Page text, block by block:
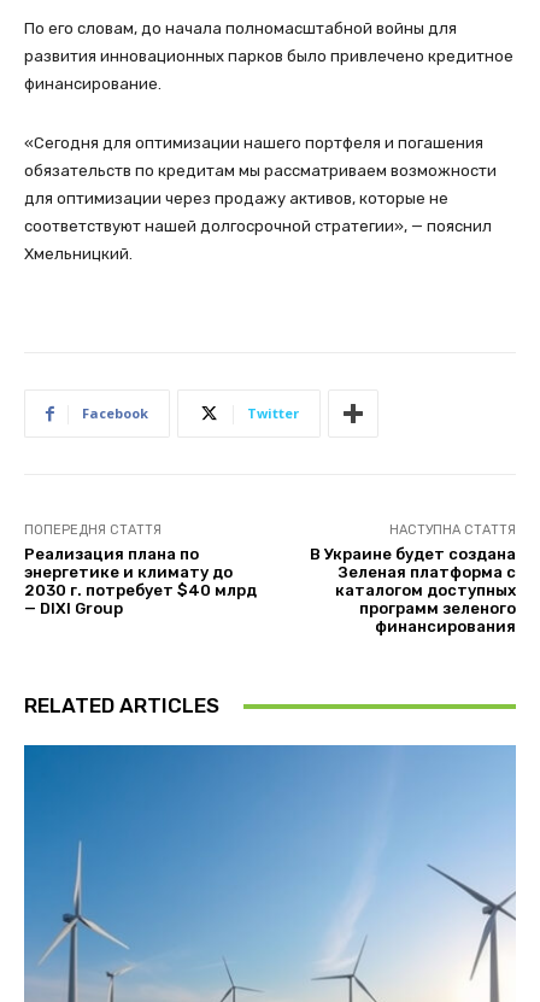
По его словам, до начала полномасштабной войны для
развития инновационных парков было привлечено кредитное
финансирование.
«Сегодня для оптимизации нашего портфеля и погашения
обязательств по кредитам мы рассматриваем возможности
для оптимизации через продажу активов, которые не
соответствуют нашей долгосрочной стратегии», — пояснил
Хмельницкий.
Facebook Twitter
ПОПЕРЕДНЯ СТАТТЯ
Реализация плана по
энергетике и климату до
2030 г. потребует $40 млрд
— DIXI Group
НАСТУПНА СТАТТЯ
В Украине будет создана
Зеленая платформа с
каталогом доступных
программ зеленого
финансирования
RELATED ARTICLES